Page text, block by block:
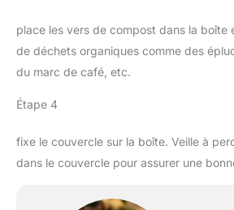
place les vers de compost dans la boîte
de déchets organiques comme des
du marc de café, etc.
Étape 4
fixe le couvercle sur la boîte. Veille à
dans le couvercle pour assurer une